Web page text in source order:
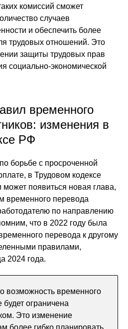
комиссий сможет
случаев
и обеспечить более
трудовых отношений. Это
защиты трудовых прав
социально-экономической
временного
изменения в
РФ
борьбе с просроченной
в Трудовом кодексе
появиться новая глава,
временного перевода
по направлению
что в 2022 году была
перевода к другому
правилами,
2024 года.
возможность временного
ограничена
Это изменение
более гибко планировать